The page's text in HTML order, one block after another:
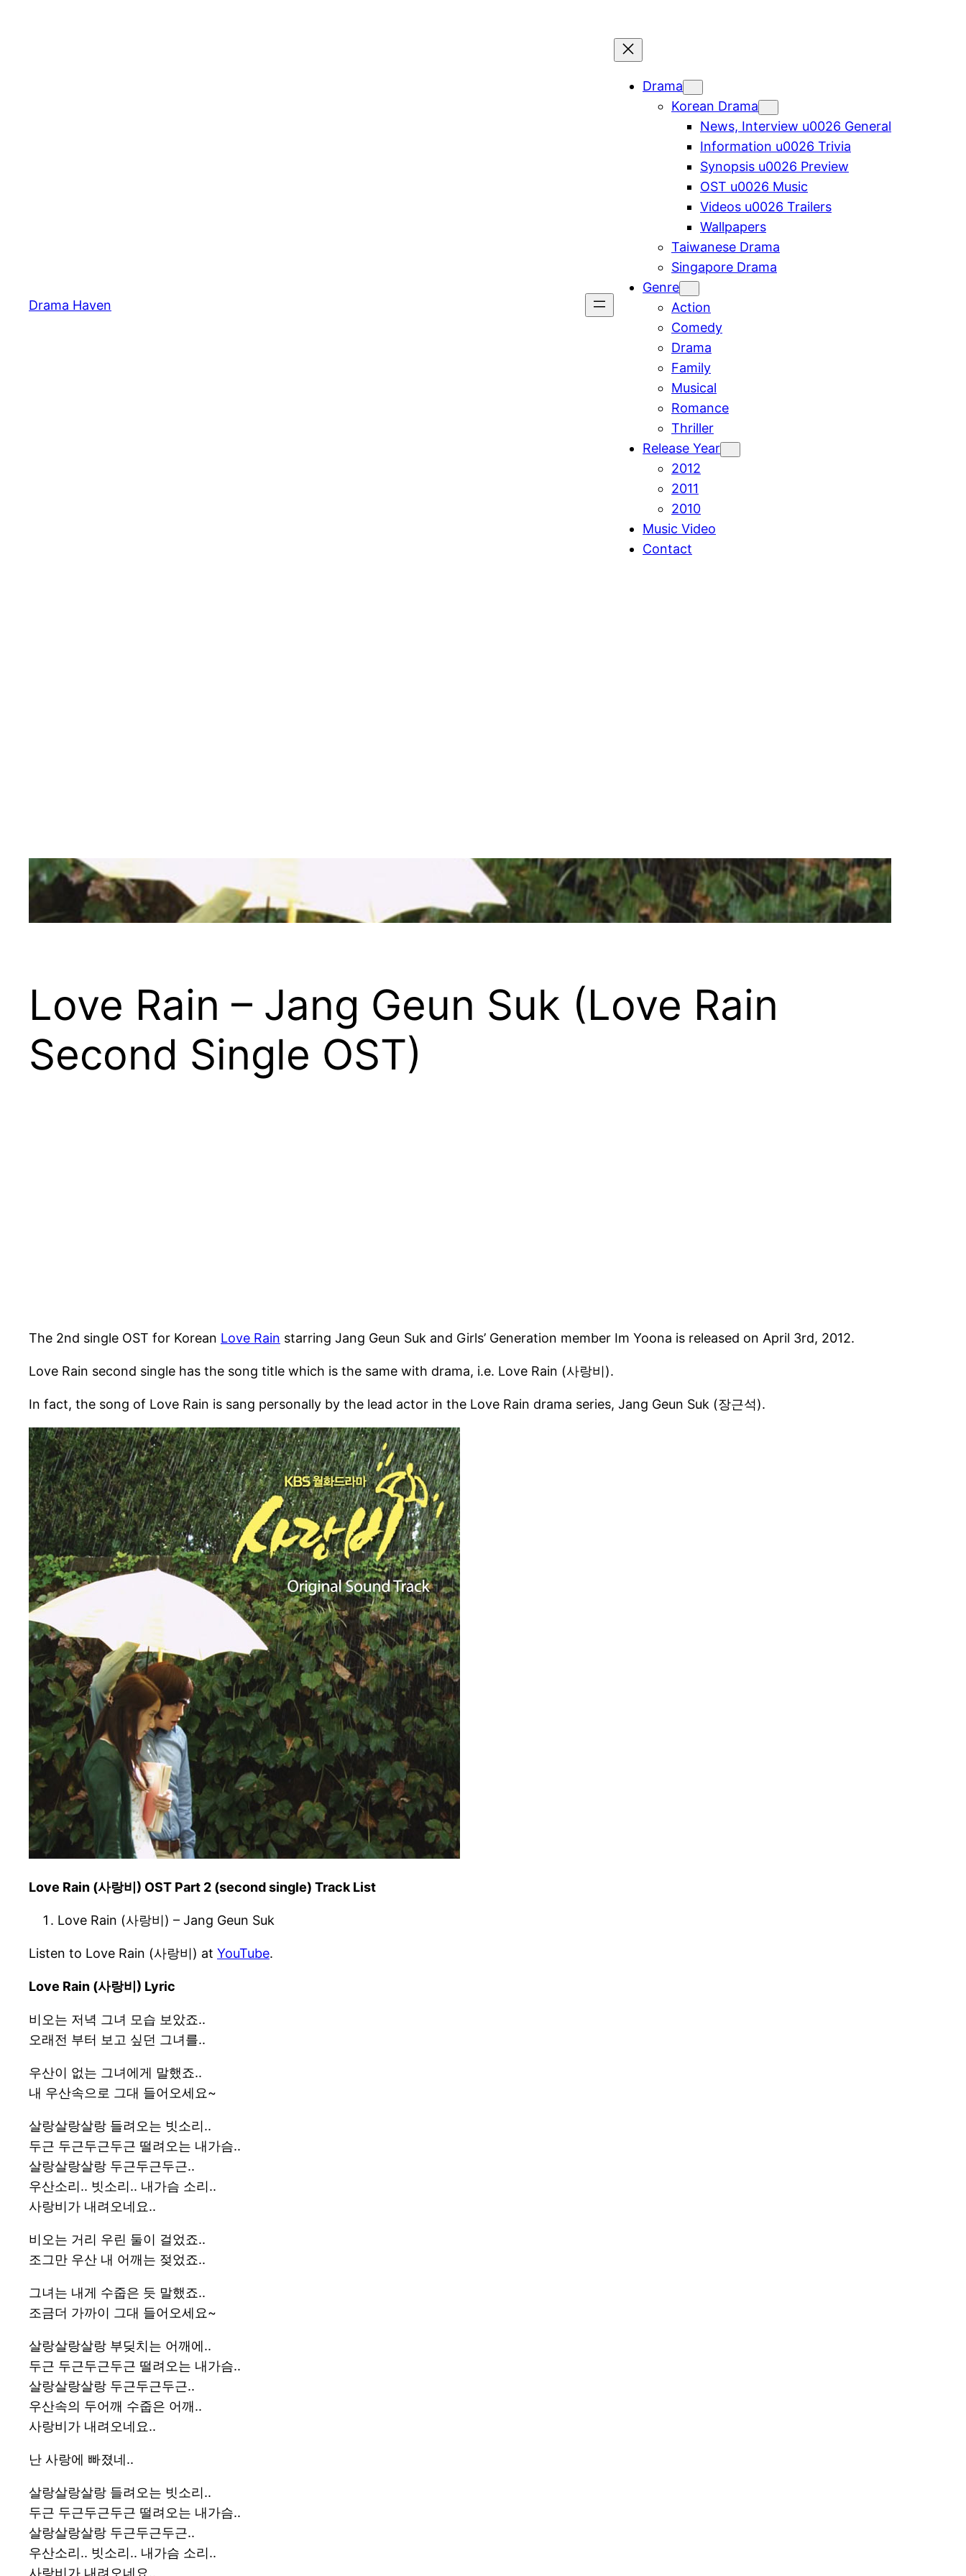
Drama Haven
Drama
Korean Drama
News, Interview u0026 General
Information u0026 Trivia
Synopsis u0026 Preview
OST u0026 Music
Videos u0026 Trailers
Wallpapers
Taiwanese Drama
Singapore Drama
Genre
Action
Comedy
Drama
Family
Musical
Romance
Thriller
Release Year
2012
2011
2010
Music Video
Contact
Love Rain – Jang Geun Suk (Love Rain
Second Single OST)
The 2nd single OST for Korean Love Rain starring Jang Geun Suk and Girls’ Generation member Im Yoona is released on April 3rd, 2012.
Love Rain second single has the song title which is the same with drama, i.e. Love Rain (사랑비).
In fact, the song of Love Rain is sang personally by the lead actor in the Love Rain drama series, Jang Geun Suk (장근석).
Love Rain (사랑비) OST Part 2 (second single) Track List
Love Rain (사랑비) – Jang Geun Suk
Listen to Love Rain (사랑비) at YouTube.
Love Rain (사랑비) Lyric
비오는 저녁 그녀 모습 보았죠..
오래전 부터 보고 싶던 그녀를..
우산이 없는 그녀에게 말했죠..
내 우산속으로 그대 들어오세요~
살랑살랑살랑 들려오는 빗소리..
두근 두근두근두근 떨려오는 내가슴..
살랑살랑살랑 두근두근두근..
우산소리.. 빗소리.. 내가슴 소리..
사랑비가 내려오네요..
비오는 거리 우린 둘이 걸었죠..
조그만 우산 내 어깨는 젖었죠..
그녀는 내게 수줍은 듯 말했죠..
조금더 가까이 그대 들어오세요~
살랑살랑살랑 부딪치는 어깨에..
두근 두근두근두근 떨려오는 내가슴..
살랑살랑살랑 두근두근두근..
우산속의 두어깨 수줍은 어깨..
사랑비가 내려오네요..
난 사랑에 빠졌네..
살랑살랑살랑 들려오는 빗소리..
두근 두근두근두근 떨려오는 내가슴..
살랑살랑살랑 두근두근두근..
우산소리.. 빗소리.. 내가슴 소리..
사랑비가 내려오네요..